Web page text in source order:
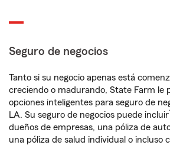
Seguro de negocios
Tanto si su negocio apenas está
creciendo o madurando, State Farm le
opciones inteligentes para seguro de
LA. Su seguro de negocios puede incluir1
dueños de empresas, una póliza de
una póliza de salud individual o incluso